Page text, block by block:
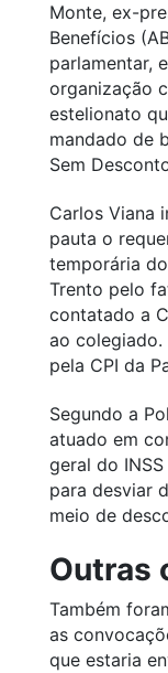
Monte, ex-
Benefícios
parlamentar,
organização
estelionato
mandado de
Sem
Carlos Viana
pauta o
temporária
Trento pelo
contatado a
ao colegiado.
pela CPI da
Segundo a
atuado em
geral do
para desviar
meio de
Outras
Também
as
que estaria